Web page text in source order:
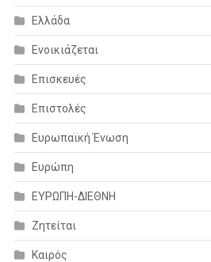
Ελλάδα
Ενοικιάζεται
Επισκευές
Επιστολές
Ευρωπαϊκή Ένωση
Ευρώπη
ΕΥΡΩΠΗ-ΔΙΕΘΝΗ
Ζητείται
Καιρός